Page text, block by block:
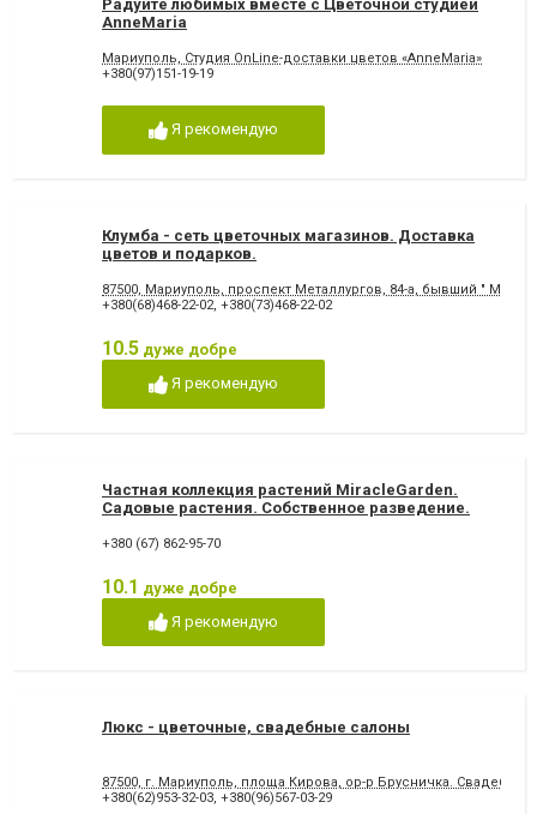
Радуйте любимых вместе с Цветочной студией
AnneMaria
Мариуполь, Студия OnLine-доставки цветов «AnneMaria»
+380(97)151-19-19
Я рекомендую
Клумба - сеть цветочных магазинов. Доставка
цветов и подарков.
87500, Мариуполь, проспект Металлургов, 84-а, бывший " Мир
+380(68)468-22-02, +380(73)468-22-02
10.5 дуже добре
Я рекомендую
Частная коллекция растений MiracleGarden.
Садовые растения. Собственное разведение.
+380 (67) 862-95-70
10.1 дуже добре
Я рекомендую
Люкс - цветочные, свадебные салоны
87500, г. Мариуполь, площа Кирова, ор-р Брусничка.
+380(62)953-32-03 +380(96)567-03-29